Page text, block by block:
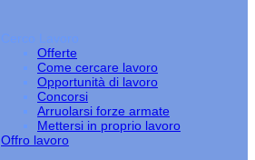
Cerco Lavoro
Offerte
Come cercare lavoro
Opportunità di lavoro
Concorsi
Arruolarsi forze armate
Mettersi in proprio lavoro
Offro lavoro